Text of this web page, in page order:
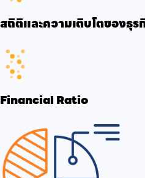
สถิติและความเติบโตของธุร
Financial Ratio